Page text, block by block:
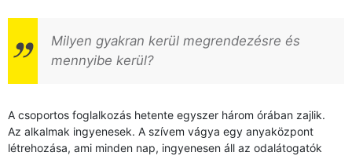
Milyen gyakran kerül megrendezésre és
mennyibe kerül?
A csoportos foglalkozás hetente egyszer három órában zajlik.
Az alkalmak ingyenesek. A szívem vágya egy anyaközpont
létrehozása, ami minden nap, ingyenesen áll az odalátogatók